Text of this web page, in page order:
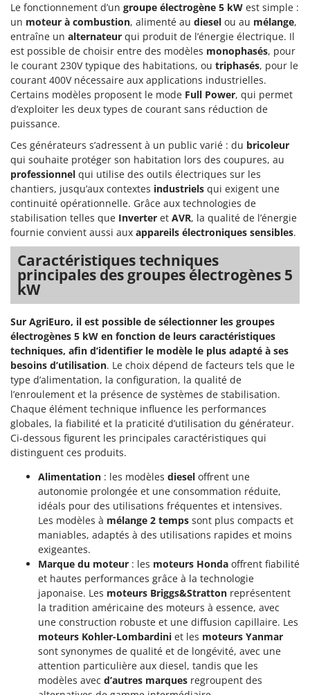
Le fonctionnement d’un groupe électrogène 5 kW est simple :
un moteur à combustion, alimenté au diesel ou au mélange,
entraîne un alternateur qui produit de l’énergie électrique. Il
est possible de choisir entre des modèles monophasés, pour
le courant 230V typique des habitations, ou triphasés, pour le
courant 400V nécessaire aux applications industrielles.
Certains modèles proposent le mode Full Power, qui permet
d’exploiter les deux types de courant sans réduction de
puissance.
Ces générateurs s’adressent à un public varié : du bricoleur
qui souhaite protéger son habitation lors des coupures, au
professionnel qui utilise des outils électriques sur les
chantiers, jusqu’aux contextes industriels qui exigent une
continuité opérationnelle. Grâce aux technologies de
stabilisation telles que Inverter et AVR, la qualité de l’énergie
fournie convient aussi aux appareils électroniques sensibles.
Caractéristiques techniques
principales des groupes électrogènes 5
kW
Sur AgriEuro, il est possible de sélectionner les groupes
électrogènes 5 kW en fonction de leurs caractéristiques
techniques, afin d’identifier le modèle le plus adapté à ses
besoins d’utilisation. Le choix dépend de facteurs tels que le
type d’alimentation, la configuration, la qualité de
l’enroulement et la présence de systèmes de stabilisation.
Chaque élément technique influence les performances
globales, la fiabilité et la praticité d’utilisation du générateur.
Ci-dessous figurent les principales caractéristiques qui
distinguent ces produits.
Alimentation : les modèles diesel offrent une
autonomie prolongée et une consommation réduite,
idéals pour des utilisations fréquentes et intensives.
Les modèles à mélange 2 temps sont plus compacts et
maniables, adaptés à des utilisations rapides et moins
exigeantes.
Marque du moteur : les moteurs Honda offrent fiabilité
et hautes performances grâce à la technologie
japonaise. Les moteurs Briggs&Stratton représentent
la tradition américaine des moteurs à essence, avec
une construction robuste et une diffusion capillaire. Les
moteurs Kohler-Lombardini et les moteurs Yanmar
sont synonymes de qualité et de longévité, avec une
attention particulière aux diesel, tandis que les
modèles avec d’autres marques regroupent des